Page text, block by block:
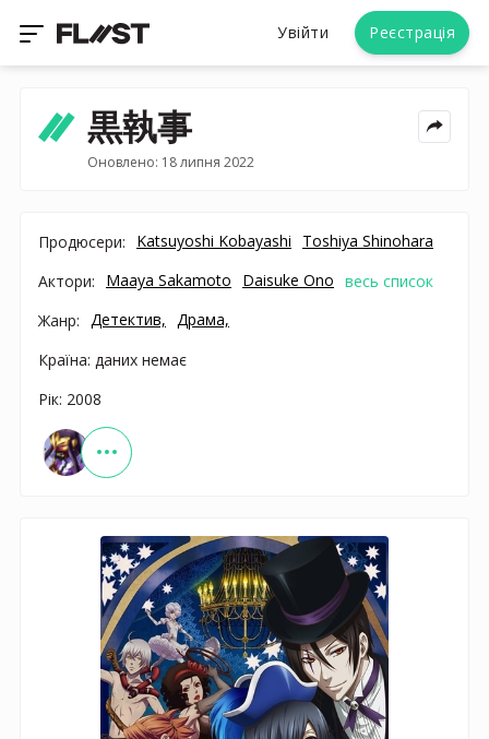
Увійти Реєстрація
黒執事
Оновлено: 18 липня 2022
Продюсери: Katsuyoshi Kobayashi
Toshiya Shinohara
Актори:
Maaya Sakamoto Daisuke Ono весь список
Жанр:
Детектив,
Драма,
Країна: даних немає
Рік: 2008